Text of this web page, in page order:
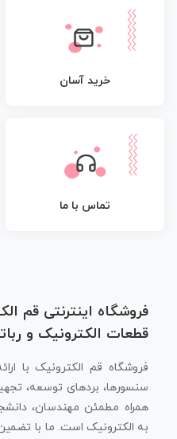
خرید آسان
تماس با ما
فروشگاه اینترنتی قم
قطعات الکترونیک و
فروشگاه قم الکترونیک با
سنسورها، بردهای توسعه،
همراه مطمئن مهندسان،
به الکترونیک است. ما با